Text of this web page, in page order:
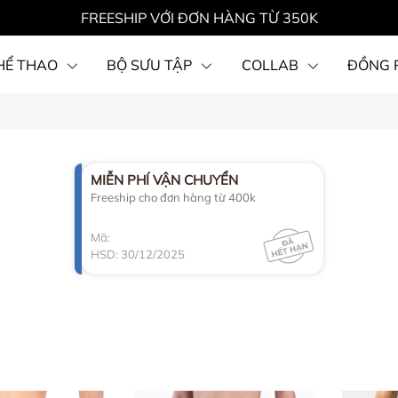
FREESHIP VỚI ĐƠN HÀNG TỪ 350K
THAO BỘ SƯU TẬP COLLAB ĐỒNG
MIỄN PHÍ VẬN CHUYỂN
Freeship cho đơn hàng từ 400k
Mã:
HSD: 30/12/2025